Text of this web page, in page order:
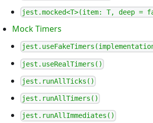
jest.mocked<T>(item: T, deep =
Mock Timers
jest.useRealTimers()
jest.runAllTicks()
jest.runAllTimers()
jest.runAllImmediates()